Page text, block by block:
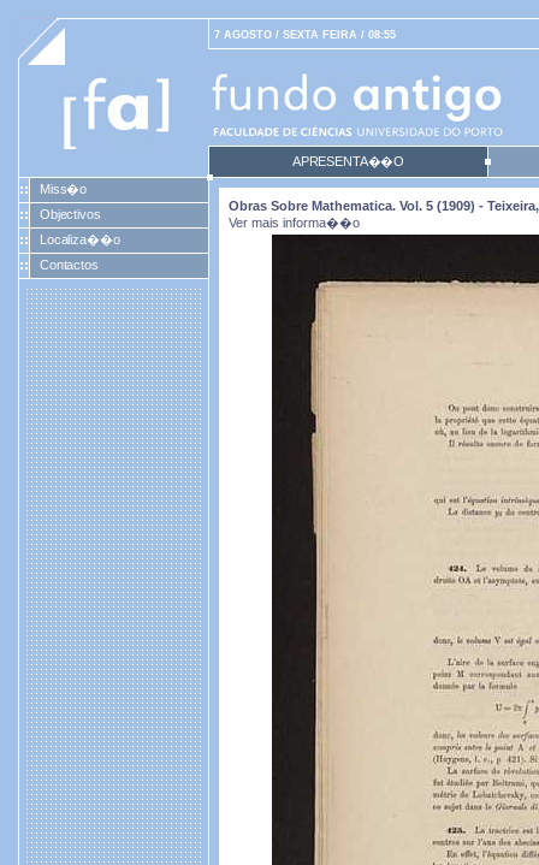
7 AGOSTO / SEXTA FEIRA / 08:55
APRESENTA��O
Miss�o
Objectivos
Localiza��o
Contactos
Obras Sobre Mathematica. Vol. 5 (1909) -
Ver mais informa��o